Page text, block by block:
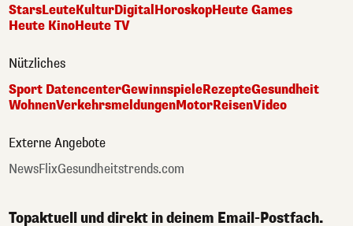
StarsLeuteKulturDigital HoroskopHeute Games
Heute KinoHeute TV
Nützliches
Sport DatencenterGewinnspieleRezepteGesundheit
WohnenVerkehrsmeldungenMotorReisenVideo
Externe Angebote
NewsFlixGesundheitstrends.com
Topaktuell und direkt in deinem Email-Postfach.